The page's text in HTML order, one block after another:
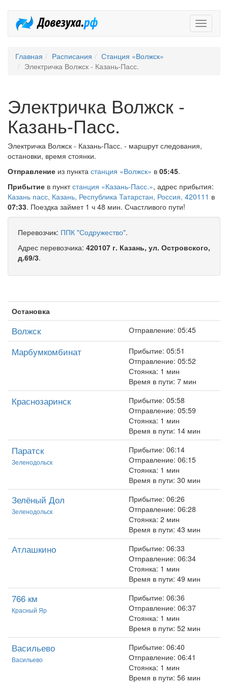
Главная Расписания
Станция «Волжск»
Электричка Волжск - Казань-Пасс.
Электричка Волжск -
Казань-Пасс.
Электричка Волжск - Казань-Пасс. - маршрут следования,
остановки, время стоянки.
Отправление из пункта станция «Волжск» в 05:45.
Прибытие в пунктстанция «Казань-Пасс.», адрес прибытия:
Казань пасс, Казань, Республика Татарстан, Россия, 420111 в
07:33. Поездка займет 1 ч 48 мин. Счастливого пути!
Перевозчик: ППК "Содружество".
Адрес перевозчика: 420107 г. Казань, ул. Островского,
д.69/3.
Остановка
Волжск Отправление: 05:45
Марбумкомбинат
Прибытие: 05:51
Отправление: 05:52
Стоянка: 1 мин
Время в пути: 7 мин
Краснозаринск
Прибытие: 05:58
Отправление: 05:59
Стоянка: 1 мин
Время в пути: 14 мин
Паратск
Зеленодольск
Прибытие: 06:14
Отправление: 06:15
Стоянка: 1 мин
Время в пути: 30 мин
Зелёный Дол
Зеленодольск
Прибытие: 06:26
Отправление: 06:28
Стоянка: 2 мин
Время в пути: 43 мин
Атлашкино
Прибытие: 06:33
Отправление: 06:34
Стоянка: 1 мин
Время в пути: 49 мин
766 км
Красный Яр
Прибытие: 06:36
Отправление: 06:37
Стоянка: 1 мин
Время в пути: 52 мин
Васильево
Васильево
Прибытие: 06:40
Отправление: 06:41
Стоянка: 1 мин
Время в пути: 56 мин